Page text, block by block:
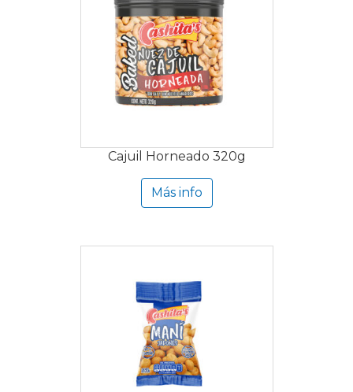
Cajuil Horneado 320g
Más info